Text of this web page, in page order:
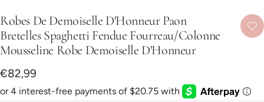
slide
1
Robes De Demoiselle D'Honneur Paon
Bretelles Spaghetti Fendue Fourreau/Colonne
Mousseline Robe Demoiselle D'Honneur
Prix
de
€82,99